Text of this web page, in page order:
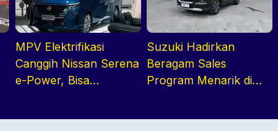
MPV Elektrifikasi
Canggih Nissan Serena
e-Power, Bisa
Suzuki Hadirkan
Beragam Sales
Program Menarik di